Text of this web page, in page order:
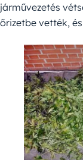
járművezetés
őrizetbe vették,